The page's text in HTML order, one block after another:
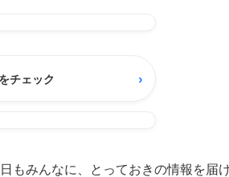
チェック ›
もみんなに、とっておきの情報を届